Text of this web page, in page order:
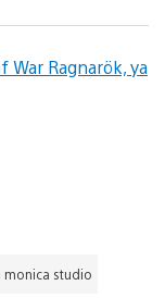
War Ragnarök, ya
monica studio